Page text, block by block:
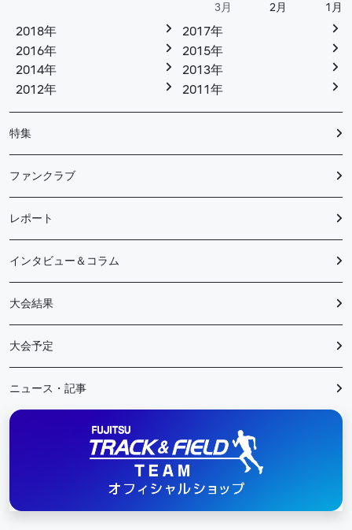
3月
2月 1月
2018年
2017年
2016年
2015年
2014年
2013年
2012年
2011年
特集
ファンクラブ
レポート
インタビュー＆コラム
大会結果
大会予定
ニュース・記事